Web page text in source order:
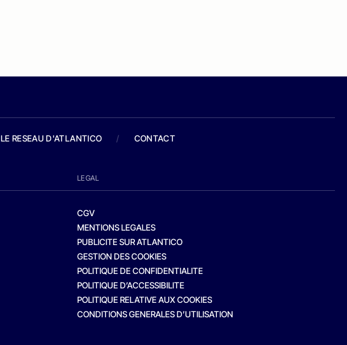
LE RESEAU D'ATLANTICO / CONTACT
LEGAL
CGV
MENTIONS LEGALES
PUBLICITE SUR ATLANTICO
GESTION DES COOKIES
POLITIQUE DE CONFIDENTIALITE
POLITIQUE D’ACCESSIBILITE
POLITIQUE RELATIVE AUX COOKIES
CONDITIONS GENERALES D’UTILISATION